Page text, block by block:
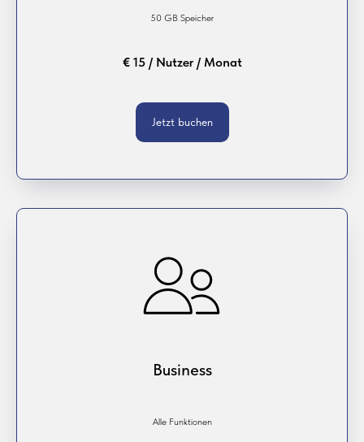
50 GB Speicher
€ 15 / Nutzer / Monat
Jetzt buchen
Business
Alle Funktionen